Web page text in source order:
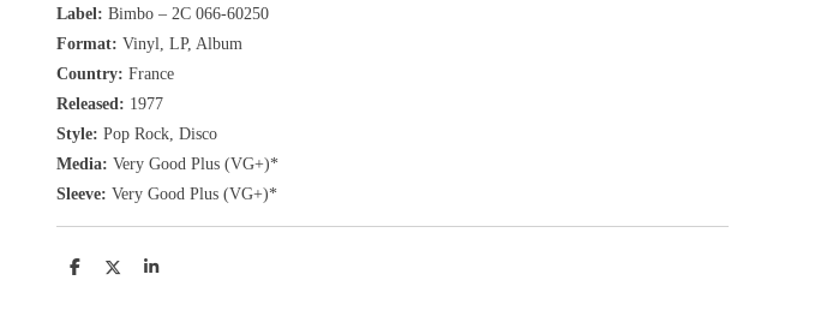
Label: Bimbo ‎– 2C 066-60250
Format: Vinyl, LP, Album
Country: France
Released: 1977
Style: Pop Rock , Disco
Media: Very Good Plus (VG+)*
Sleeve: Very Good Plus (VG+)*
D
D
S